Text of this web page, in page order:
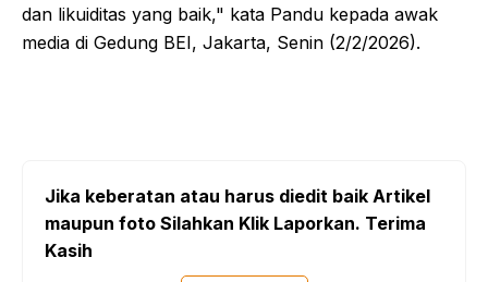
dan likuiditas yang baik," kata Pandu kepada awak
media di Gedung BEI, Jakarta, Senin (2/2/2026).
Jika keberatan atau harus diedit baik Artikel
maupun foto Silahkan Klik Laporkan. Terima
Kasih